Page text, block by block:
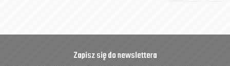
Zapisz się do newslettera